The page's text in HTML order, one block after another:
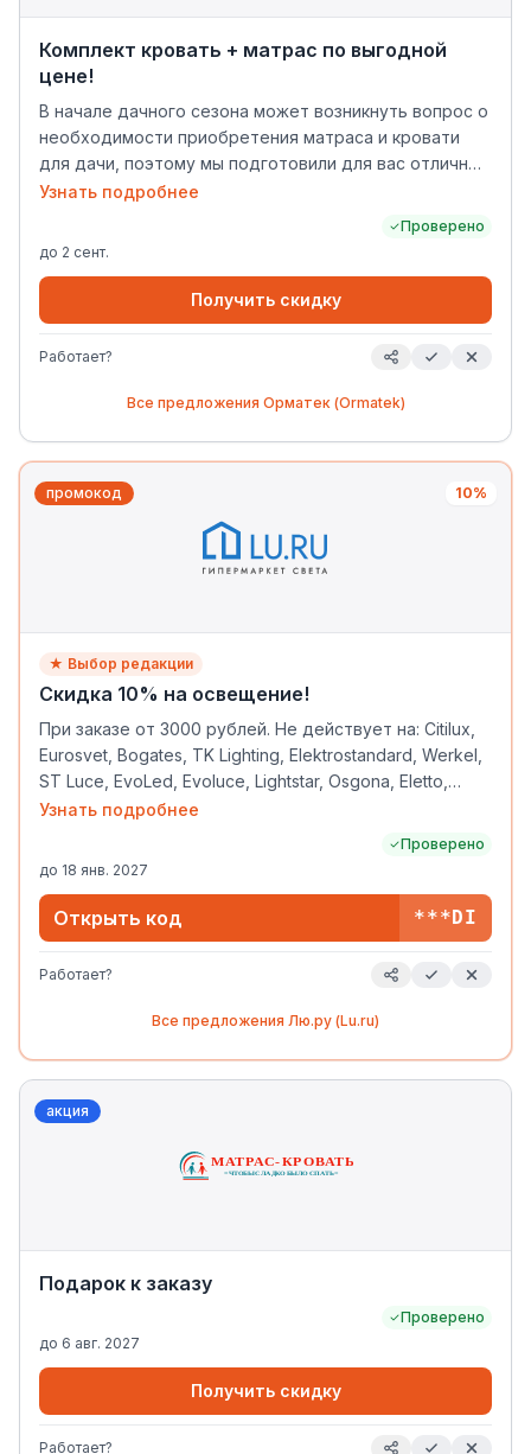
Комплект кровать + матрас по выгодной
цене!
В начале дачного сезона может возникнуть вопрос о
необходимости приобретения матраса и кровати
для дачи, поэтому мы подготовили для вас отличный
комплект для сна по привлекательной цене.
Узнать подробнее
Проверено
до 2 сент.
Получить скидку
Работает?
Все предложения Орматек (Ormatek)
промокод 10%
★ Выбор редакции
Скидка 10% на освещение!
При заказе от 3000 рублей. Не действует на: Citilux,
Eurosvet, Bogates, TK Lighting, Elektrostandard, Werkel,
ST Luce, EvoLed, Evoluce, Lightstar, Osgona, Eletto,
Crystal Lux, светильники под заказ и уцененные
Узнать подробнее
Проверено
до 18 янв. 2027
Открыть код ***DI
Работает?
Все предложения Лю.ру (Lu.ru)
акция
Подарок к заказу
Проверено
до 6 авг. 2027
Получить скидку
Работает?